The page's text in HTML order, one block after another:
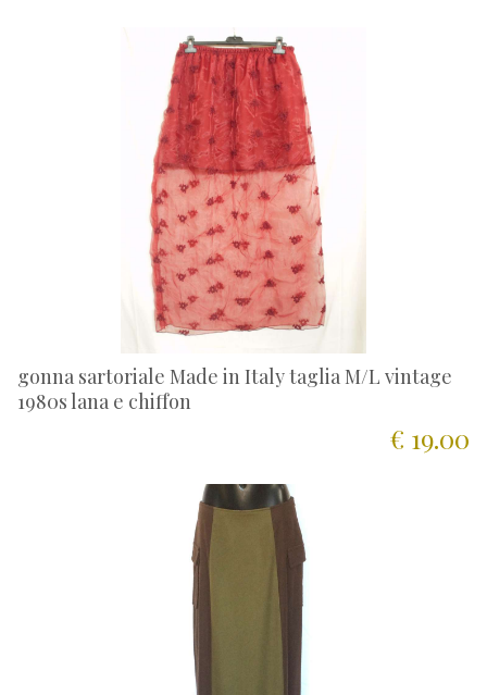
gonna sartoriale Made in Italy taglia M/L vintage
1980s lana e chiffon
€ 19.00